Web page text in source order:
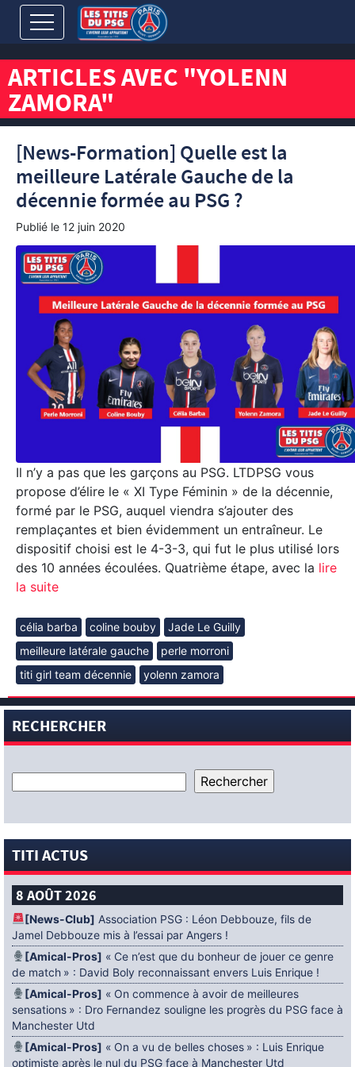
ARTICLES AVEC "YOLENN
ZAMORA"
[News-Formation] Quelle est la
meilleure Latérale Gauche de la
décennie formée au PSG ?
Publié le 12 juin 2020
Il n’y a pas que les garçons au PSG. LTDPSG vous
propose d’élire le « XI Type Féminin » de la décennie,
formé par le PSG, auquel viendra s’ajouter des
remplaçantes et bien évidemment un entraîneur. Le
dispositif choisi est le 4-3-3, qui fut le plus utilisé lors
des 10 années écoulées. Quatrième étape, avec la lire
la suite
célia barba coline bouby
Jade Le Guilly
meilleure latérale gauche
perle morroni
titi girl team décennie
yolenn zamora
RECHERCHER
TITI ACTUS
8 AOÛT 2026
[News-Club] Association PSG : Léon Debbouze, fils de
Jamel Debbouze mis à l’essai par Angers !
[Amical-Pros] « Ce n’est que du bonheur de jouer ce genre
de match » : David Boly reconnaissant envers Luis Enrique !
[Amical-Pros] « On commence à avoir de meilleures
sensations » : Dro Fernandez souligne les progrès du PSG face à
Manchester Utd
[Amical-Pros] « On a vu de belles choses » : Luis Enrique
optimiste après le nul du PSG face à Manchester Utd